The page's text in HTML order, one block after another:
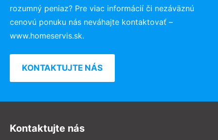
rozumný peniaz? Pre viac informácií či nezáväznú
cenovú ponuku nás neváhajte kontaktovať –
www.homeservis.sk.
KONTAKTUJTE NÁS
Kontaktujte nás